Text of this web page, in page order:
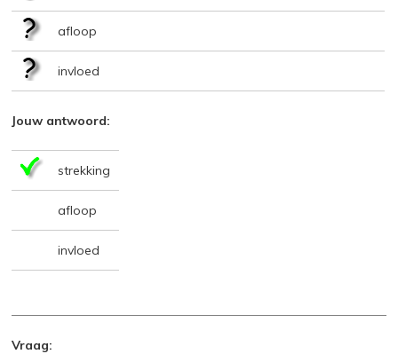
afloop
invloed
Jouw antwoord:
strekking
afloop
invloed
Vraag: